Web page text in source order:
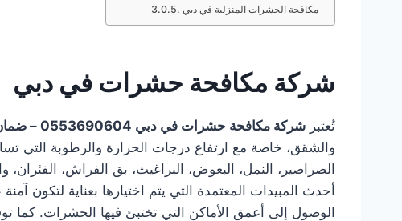
مكافحة الحشرات المنزلية في دبي
شركة مكافحة حشرات في دبي
تُعتبر شركة مكافحة حشرات في دبي 0553690604 – ضمان 100%
والشقق، خاصة مع ارتفاع درجات الحرارة والرطوبة التي
الصراصير، النمل، البعوض، البراغيث، بق الفراش،
أحدث المبيدات المعتمدة التي يتم اختيارها بعناية لتكون
الوصول إلى أعمق الأماكن التي تختبئ فيها الحشرات.